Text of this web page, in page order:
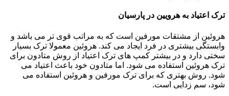
ترک اعتیاد به هرویین در پارسیان
هروئین از مشتقات مورفین است که به مراتب قوی تر می باشد و
وابستگی بیشتری در فرد ایجاد می کند. هروئین معمولا ترک بسیار
سختی دارد و در بیشتر کمپ های ترک اعتیاد از روش متادون برای
ترک هروئین استفاده می شود. اما متادون خود باعث اعتیاد می
شود. روش بهتری که برای ترک مورفین و هروئین استفاده می
شود، سم زدایی است.